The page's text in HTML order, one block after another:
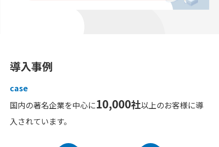
導入事例
case
国内の著名企業を中心に10,000社以上のお客様に導
入されています。